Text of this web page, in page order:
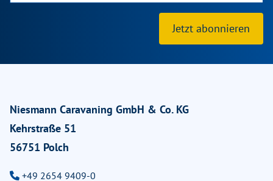
Jetzt abonnieren
Niesmann Caravaning GmbH & Co. KG
Kehrstraße 51
56751 Polch
+49 2654 9409-0